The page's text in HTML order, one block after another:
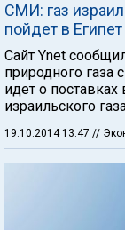
СМИ: газ
пойдет в
Сайт Ynet
природного газа
идет о
израильского
19.10.2014 13:47 //